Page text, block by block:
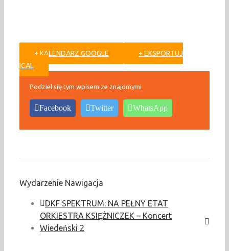
+ KALENDARZ GOOGLE
+ EKSPORTUJ
ICAL
Podziel się tym wpisem ze znajomymi
Facebook Twitter WhatsApp
Wydarzenie Nawigacja
DKF SPEKTRUM: NA PEŁNY ETAT
ORKIESTRA KSIĘŻNICZEK – Koncert
Wiedeński 2